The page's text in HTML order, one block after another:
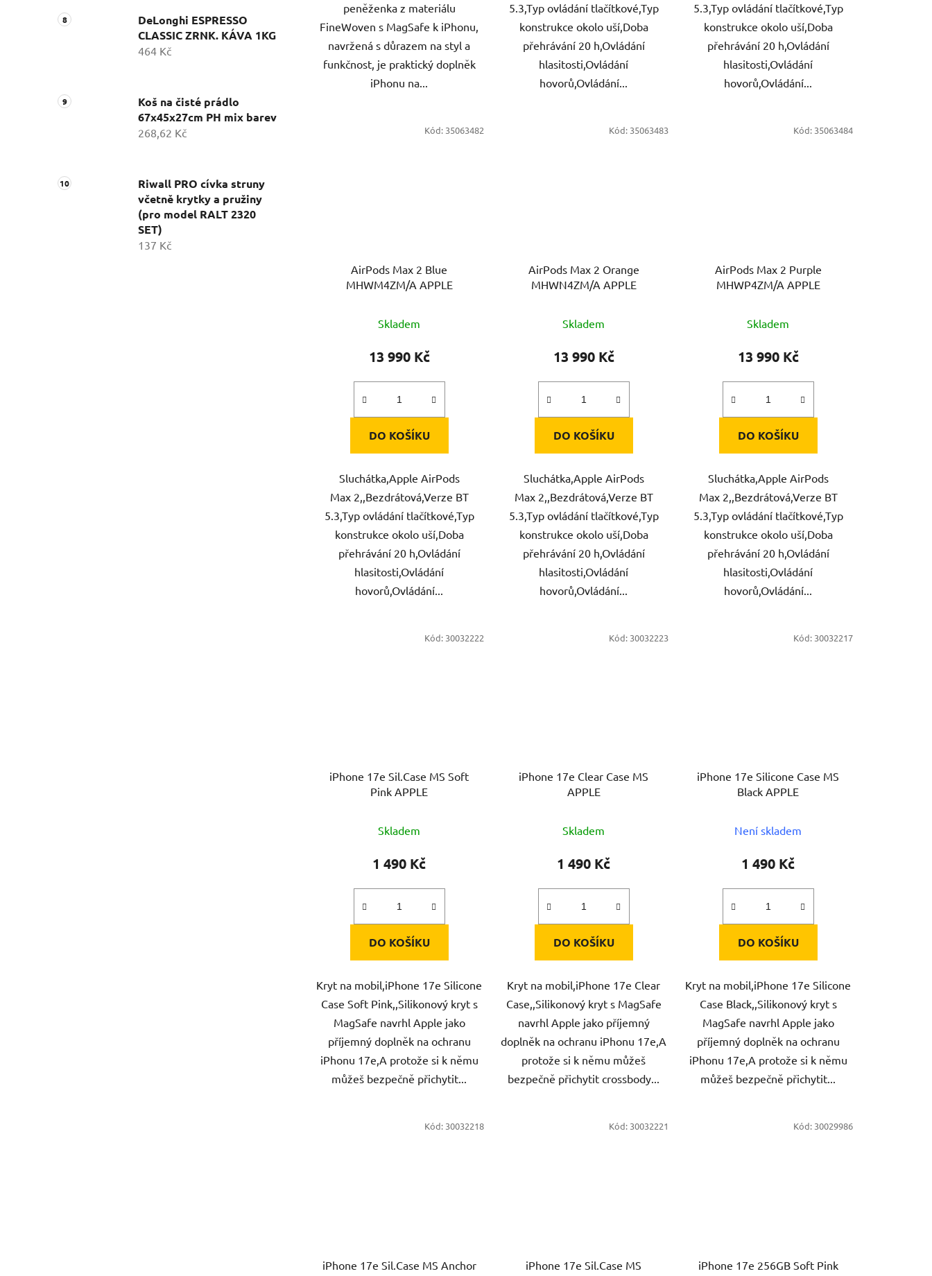
DeLonghi ESPRESSO
CLASSIC ZRNK. KÁVA 1KG
464 Kč
Koš na čisté prádlo
67x45x27cm PH mix barev
268,62 Kč
Riwall PRO cívka struny
včetně krytky a pružiny
(pro model RALT 2320
SET)
137 Kč
peněženka z materiálu
FineWoven s MagSafe k iPhonu,
navržená s důrazem na styl a
funkčnost, je praktický doplněk
iPhonu na...
5.3,Typ ovládání tlačítkové,Typ
konstrukce okolo uší,Doba
přehrávání 20 h,Ovládání
hlasitosti,Ovládání
hovorů,Ovládání...
5.3,Typ ovládání tlačítkové,Typ
konstrukce okolo uší,Doba
přehrávání 20 h,Ovládání
hlasitosti,Ovládání
hovorů,Ovládání...
AirPods Max 2 Blue
MHWM4ZM/A APPLE
Skladem
13 990 Kč
DO KOŠÍKU
Sluchátka,Apple AirPods
Max 2,,Bezdrátová,Verze BT
5.3,Typ ovládání tlačítkové,Typ
konstrukce okolo uší,Doba
přehrávání 20 h,Ovládání
hlasitosti,Ovládání
hovorů,Ovládání...
Kód: 35063482
AirPods Max 2 Orange
MHWN4ZM/A APPLE
Skladem
13 990 Kč
DO KOŠÍKU
Sluchátka,Apple AirPods
Max 2,,Bezdrátová,Verze BT
5.3,Typ ovládání tlačítkové,Typ
konstrukce okolo uší,Doba
přehrávání 20 h,Ovládání
hlasitosti,Ovládání
hovorů,Ovládání...
Kód: 35063483
AirPods Max 2 Purple
MHWP4ZM/A APPLE
Skladem
13 990 Kč
DO KOŠÍKU
Sluchátka,Apple AirPods
Max 2,,Bezdrátová,Verze BT
5.3,Typ ovládání tlačítkové,Typ
konstrukce okolo uší,Doba
přehrávání 20 h,Ovládání
hlasitosti,Ovládání
hovorů,Ovládání...
Kód: 35063484
iPhone 17e Sil.Case MS Soft
Pink APPLE
Skladem
1 490 Kč
DO KOŠÍKU
Kryt na mobil,iPhone 17e Silicone
Case Soft Pink,,Silikonový kryt s
MagSafe navrhl Apple jako
příjemný doplněk na ochranu
iPhonu 17e,A protože si k němu
můžeš bezpečně přichytit...
Kód: 30032222
iPhone 17e Clear Case MS
APPLE
Skladem
1 490 Kč
DO KOŠÍKU
Kryt na mobil,iPhone 17e Clear
Case,,Silikonový kryt s MagSafe
navrhl Apple jako příjemný
doplněk na ochranu iPhonu 17e,A
protože si k němu můžeš
bezpečně přichytit crossbody...
Kód: 30032223
iPhone 17e Silicone Case MS
Black APPLE
Není skladem
1 490 Kč
DO KOŠÍKU
Kryt na mobil,iPhone 17e Silicone
Case Black,,Silikonový kryt s
MagSafe navrhl Apple jako
příjemný doplněk na ochranu
iPhonu 17e,A protože si k němu
můžeš bezpečně přichytit...
Kód: 30032217
iPhone 17e Sil.Case MS Anchor
Kód: 30032218
iPhone 17e Sil.Case MS
Kód: 30032221
iPhone 17e 256GB Soft Pink
Kód: 30029986